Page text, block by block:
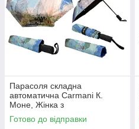
Парасоля складна
автоматична Carmani К.
Моне, Жінка з
парасолькою(малюнок
ззовні), d- 100см, L-24см
Готово до відправки